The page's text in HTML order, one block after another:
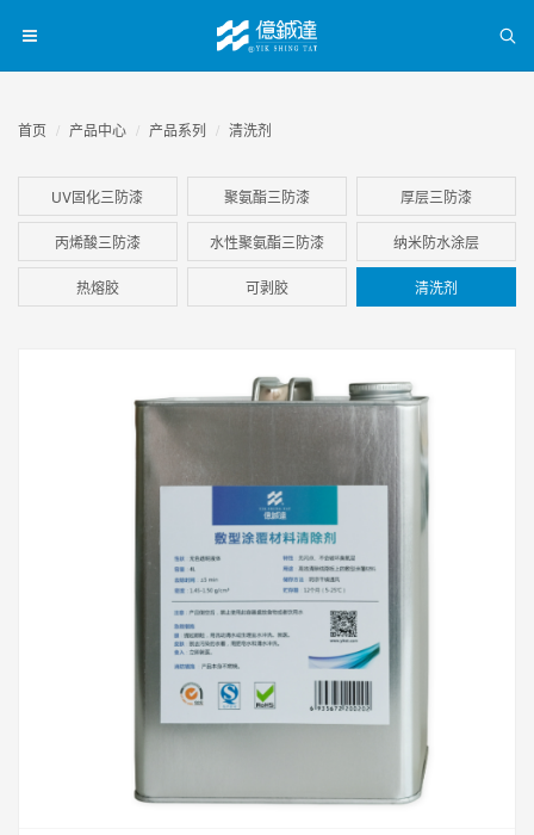
首页 产品中心 产品系列 清洗剂
UV固化三防漆 聚氨酯三防漆 厚层三防漆
丙烯酸三防漆 水性聚氨酯三防漆 纳米防水涂层
热熔胶 可剥胶 清洗剂